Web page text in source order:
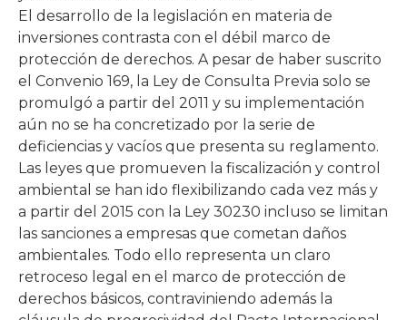
El desarrollo de la legislación en materia de
inversiones contrasta con el débil marco de
protección de derechos. A pesar de haber suscrito
el Convenio 169, la Ley de Consulta Previa solo se
promulgó a partir del 2011 y su implementación
aún no se ha concretizado por la serie de
deficiencias y vacíos que presenta su reglamento.
Las leyes que promueven la fiscalización y control
ambiental se han ido flexibilizando cada vez más y
a partir del 2015 con la Ley 30230 incluso se limitan
las sanciones a empresas que cometan daños
ambientales. Todo ello representa un claro
retroceso legal en el marco de protección de
derechos básicos, contraviniendo además la